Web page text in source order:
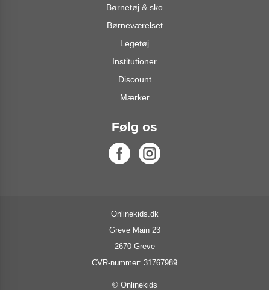
Børnetøj & sko
Børneværelset
Legetøj
Institutioner
Discount
Mærker
Følg os
Onlinekids.dk
Greve Main 23
2670 Greve
CVR-nummer: 31767989
© Onlinekids